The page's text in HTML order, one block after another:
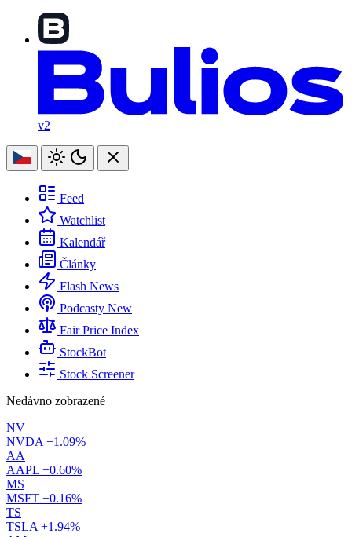
v2
Feed
Watchlist
Kalendář
Články
Flash News
Podcasty New
Fair Price Index
StockBot
Stock Screener
Nedávno zobrazené
NV
NVDA +1.09%
AA
AAPL +0.60%
MS
MSFT +0.16%
TS
TSLA +1.94%